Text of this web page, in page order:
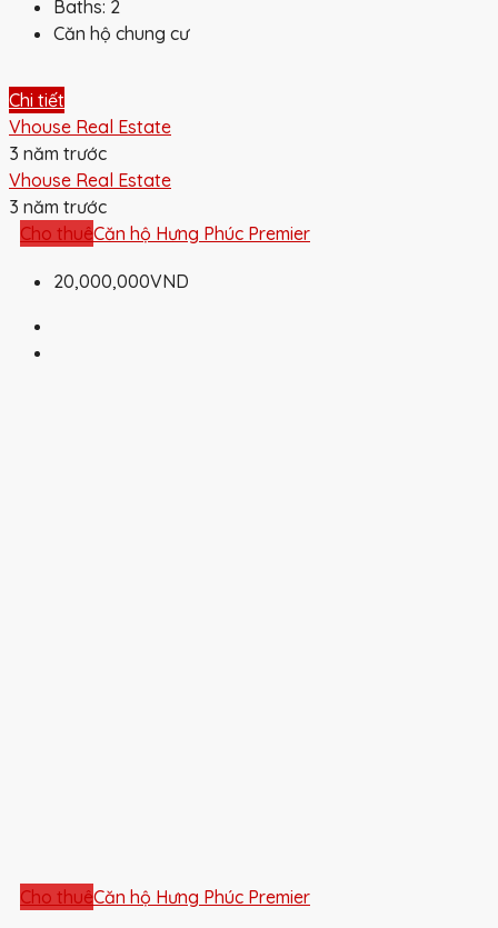
Baths: 2
Căn hộ chung cư
Chi tiết
Vhouse Real Estate
3 năm trước
Vhouse Real Estate
3 năm trước
Cho thuêCăn hộ Hưng Phúc Premier
20,000,000VND
Cho thuêCăn hộ Hưng Phúc Premier